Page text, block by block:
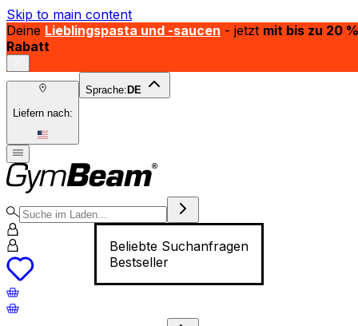
Skip to main content
Deine Lieblingspasta und -saucen - jetzt mit bis zu 20 %
Rabatt
Liefern nach:
Sprache: DE
Beliebte Suchanfragen
Bestseller